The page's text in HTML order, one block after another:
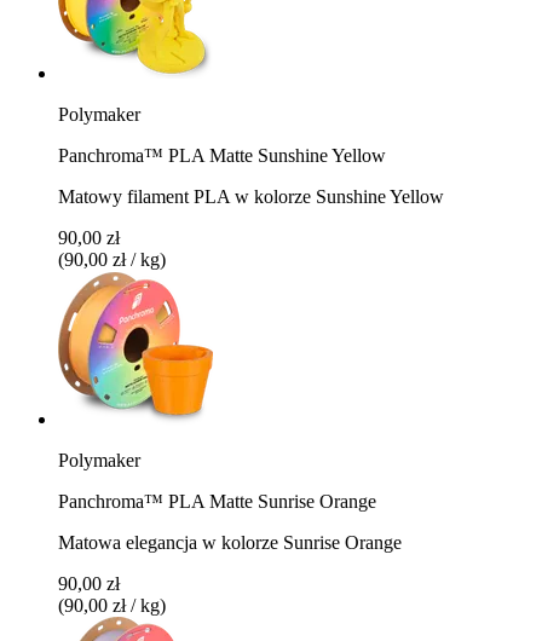
Polymaker
Panchroma™ PLA Matte Sunshine Yellow
Matowy filament PLA w kolorze Sunshine Yellow
90,00 zł
(90,00 zł / kg)
Polymaker
Panchroma™ PLA Matte Sunrise Orange
Matowa elegancja w kolorze Sunrise Orange
90,00 zł
(90,00 zł / kg)